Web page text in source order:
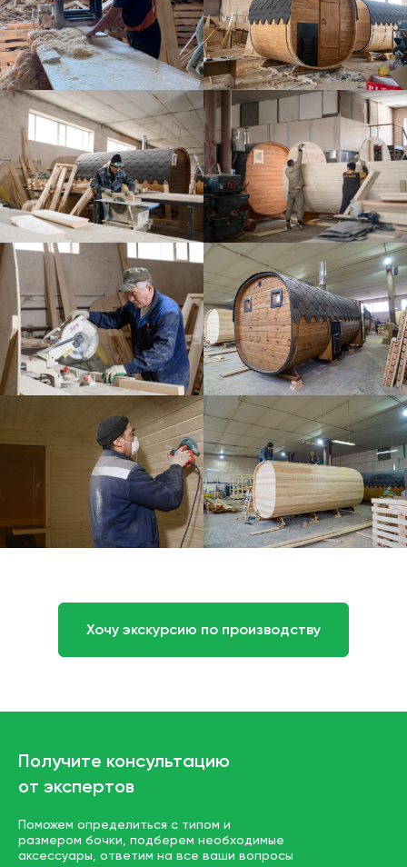
Хочу экскурсию по производству
Получите консультацию
от экспертов
Поможем определиться с типом и
размером бочки, подберем необходимые
аксессуары, ответим на все ваши вопросы